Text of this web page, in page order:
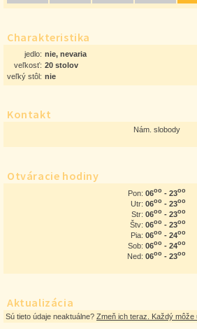
Charakteristika
jedlo: nie, nevaria
veľkosť: 20 stolov
veľký stôl: nie
Kontakt
Nám. slobody
Otváracie hodiny
Pon: 06oo - 23oo
Utr: 06oo - 23oo
Str: 06oo - 23oo
Štv: 06oo - 23oo
Pia: 06oo - 24oo
Sob: 06oo - 24oo
Ned: 06oo - 23oo
Aktualizácia
Sú tieto údaje neaktuálne? Zmeň ich teraz. Každý môže